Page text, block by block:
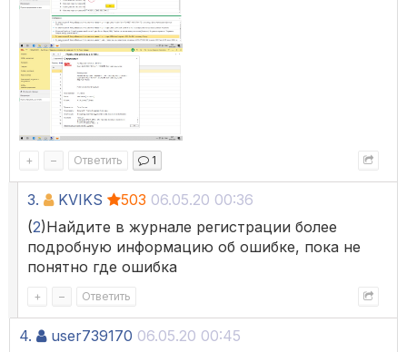
+ – Ответить 1
3. KVIKS 503 06.05.20 00:36
(2)Найдите в журнале регистрации более
подробную информацию об ошибке, пока не
понятно где ошибка
+ – Ответить
4. user739170 06.05.20 00:45